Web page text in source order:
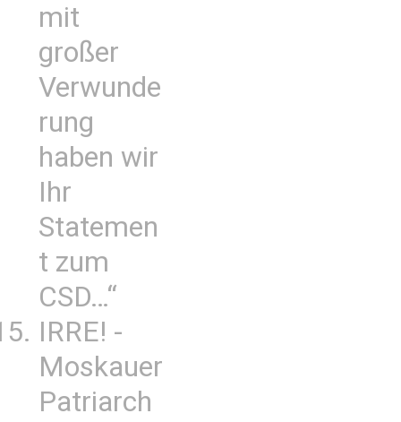
mit
großer
Verwunde
rung
haben wir
Ihr
Statemen
t zum
CSD…“
IRRE! -
Moskauer
Patriarch